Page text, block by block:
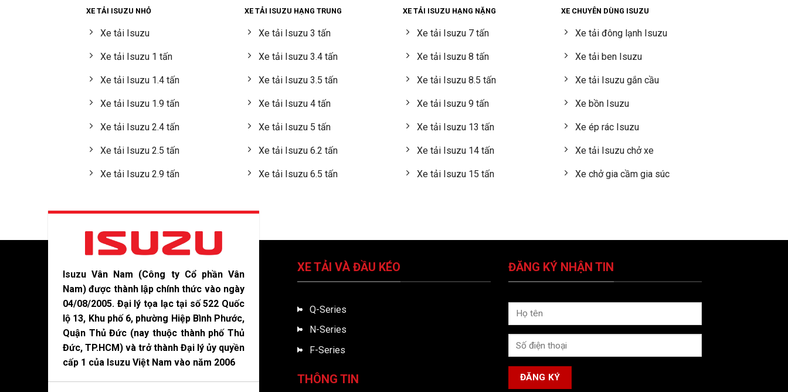
XE TẢI ISUZU NHỎ
Xe tải Isuzu
Xe tải Isuzu 1 tấn
Xe tải Isuzu 1.4 tấn
Xe tải Isuzu 1.9 tấn
Xe tải Isuzu 2.4 tấn
Xe tải Isuzu 2.5 tấn
Xe tải Isuzu 2.9 tấn
XE TẢI ISUZU HẠNG TRUNG
Xe tải Isuzu 3 tấn
Xe tải Isuzu 3.4 tấn
Xe tải Isuzu 3.5 tấn
Xe tải Isuzu 4 tấn
Xe tải Isuzu 5 tấn
Xe tải Isuzu 6.2 tấn
Xe tải Isuzu 6.5 tấn
XE TẢI ISUZU HẠNG NẶNG
Xe tải Isuzu 7 tấn
Xe tải Isuzu 8 tấn
Xe tải Isuzu 8.5 tấn
Xe tải Isuzu 9 tấn
Xe tải Isuzu 13 tấn
Xe tải Isuzu 14 tấn
Xe tải Isuzu 15 tấn
XE CHUYÊN DÙNG ISUZU
Xe tải đông lạnh Isuzu
Xe tải ben Isuzu
Xe tải Isuzu gắn cầu
Xe bồn Isuzu
Xe ép rác Isuzu
Xe tải Isuzu chở xe
Xe chở gia cầm gia súc
Isuzu Vân Nam (Công ty Cổ phần Vân
Nam) được thành lập chính thức vào ngày
04/08/2005. Đại lý tọa lạc tại số 522 Quốc
lộ 13, Khu phố 6, phường Hiệp Bình Phước,
Quận Thủ Đức (nay thuộc thành phố Thủ
Đức, TP.HCM) và trở thành Đại lý ủy quyền
cấp 1 của Isuzu Việt Nam vào năm 2006
XE TẢI VÀ ĐẦU KÉO
Q-Series
N-Series
F-Series
THÔNG TIN
ĐĂNG KÝ NHẬN TIN